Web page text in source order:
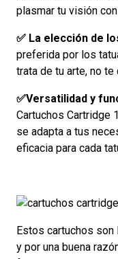
plasmar tu visión
✅ La elección de
preferida por los
trata de tu arte, no
✅Versatilidad y
Cartuchos Cartridge
se adapta a tus
eficacia para cada
Estos cartuchos son
y por una buena